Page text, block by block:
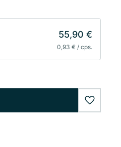
55,90 €
0,93 € / cps.